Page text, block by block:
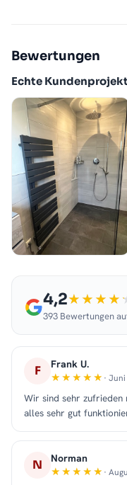
Bewertungen
Echte
4,2
393 Bewertungen
F Frank U.
·
Wir sind sehr zufrieden
alles sehr gut
N Norman
·